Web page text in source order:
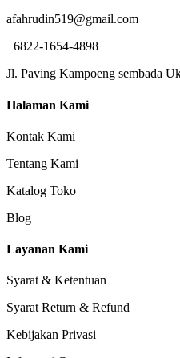
afahrudin519@gmail.com
+6822-1654-4898
Jl. Paving Kampoeng sembada
Halaman Kami
Kontak Kami
Tentang Kami
Katalog Toko
Blog
Layanan Kami
Syarat & Ketentuan
Syarat Return & Refund
Kebijakan Privasi